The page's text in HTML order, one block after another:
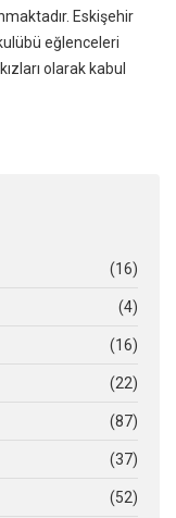
Eskişehir
eğlenceleri
olarak kabul
(16)
(4)
(16)
(22)
(87)
(37)
(52)